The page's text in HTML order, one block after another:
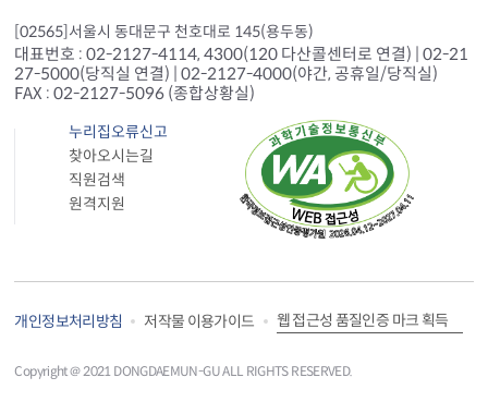
[02565]서울시 동대문구 천호대로 145(용두동)
대표번호 : 02-2127-4114, 4300(120 다산콜센터로 연결) | 02-21
27-5000(당직실 연결) | 02-2127-4000(야간, 공휴일/당직실)
FAX : 02-2127-5096 (종합상황실)
누리집오류신고
찾아오시는길
직원검색
원격지원
개인정보처리방침 저작물 이용가이드 웹 접근성 품질인증 마크 획득
Copyright＠ 2021 DONGDAEMUN-GU ALL RIGHTS RESERVED.